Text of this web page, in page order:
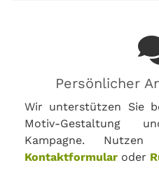
Persönlicher
Wir unterstützen Sie
Motiv-Gestaltung
Kampagne.
Kontaktformular oder